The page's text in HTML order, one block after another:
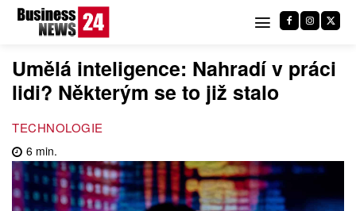
Umělá inteligence: Nahradí v práci
lidi? Některým se to již stalo
TECHNOLOGIE
6 min.